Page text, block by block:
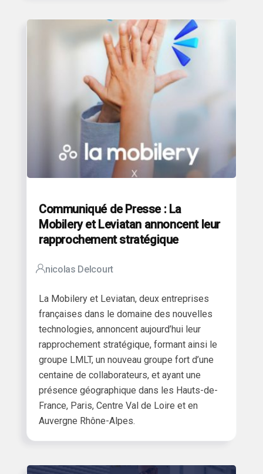
Communiqué de Presse : La
Mobilery et Leviatan annoncent leur
rapprochement stratégique
nicolas Delcourt
La Mobilery et Leviatan, deux entreprises
françaises dans le domaine des nouvelles
technologies, annoncent aujourd’hui leur
rapprochement stratégique, formant ainsi le
groupe LMLT, un nouveau groupe fort d’une
centaine de collaborateurs, et ayant une
présence géographique dans les Hauts-de-
France, Paris, Centre Val de Loire et en
Auvergne Rhône-Alpes.